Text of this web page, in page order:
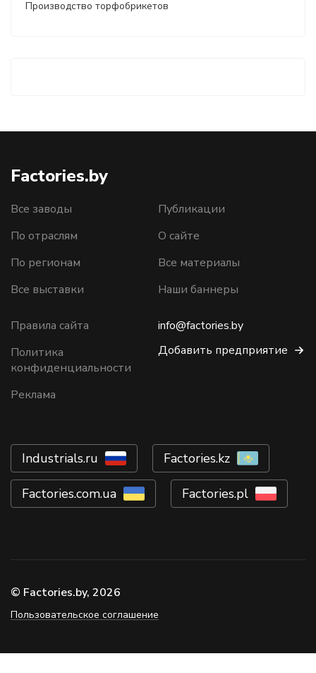
Производство торфобрикетов
Factories.by
Все заводы
По отраслям
По регионам
Все выставки
Публикации
О сайте
Все материалы
Наши баннеры
Правила сайта
Политика
конфиденциальности
Реклама
info@factories.by
Добавить предприятие
Industrials.ru Factories.kz
Factories.com.ua Factories.pl
© Factories.by, 2026
Пользовательское соглашение